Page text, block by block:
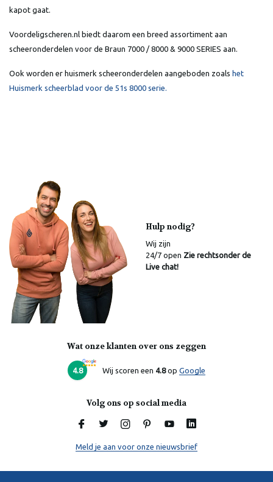
kapot gaat.
Voordeligscheren.nl biedt daarom een breed assortiment aan
scheeronderdelen voor de Braun 7000 / 8000 & 9000 SERIES aan.
Ook worden er huismerk scheeronderdelen aangeboden zoals het
Huismerk scheerblad voor de 51s 8000 serie.
Hulp nodig?
Wij zijn
24/7 open Zie rechtsonder de
Live chat!
Wat onze klanten over ons zeggen
4.8 Wij scoren een 4.8op Google
Volg ons op social media
Meld je aan voor onze nieuwsbrief
Online